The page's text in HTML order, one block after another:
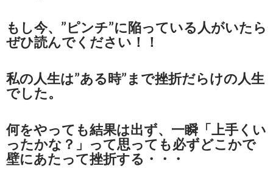
もし今、”ピンチ”に陥っている人がいたら
ぜひ読んでください！！
私の人生は”ある時”まで挫折だらけの人生
でした。
何をやっても結果は出ず、一瞬「上手くい
ったかな？」って思っても必ずどこかで
壁にあたって挫折する・・・